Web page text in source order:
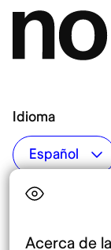
Acerca de
Idioma
Top destinos
México